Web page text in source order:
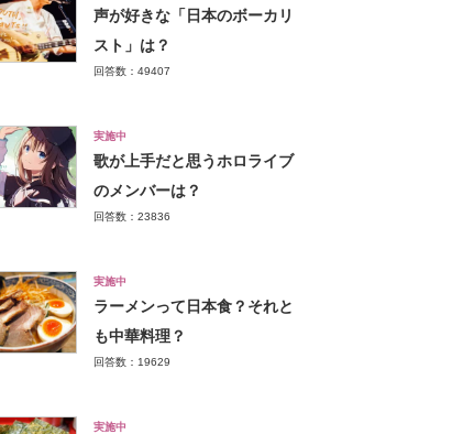
声が好きな「日本のボーカリ
スト」は？
回答数：49407
実施中
歌が上手だと思うホロライブ
のメンバーは？
回答数：23836
実施中
ラーメンって日本食？それと
も中華料理？
回答数：19629
実施中